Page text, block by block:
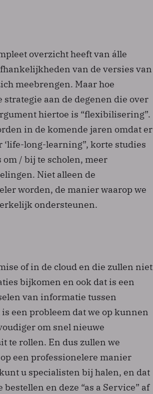
overzicht heeft van álle
van de versies van
meebrengen. Maar hoe
aan de degenen die over
hiertoe is “flexibilisering”.
in de komende jaren omdat er
long-learning”, korte studies
/ bij te scholen, meer
Niet alleen de
worden, de manier waarop we
ondersteunen.
of in de cloud en die zullen niet
bijkomen en ook dat is een
van informatie tussen
een probleem dat we op kunnen
om snel nieuwe
te rollen. En dus zullen we
een professionelere manier
u specialisten bij halen, en dat
en deze “as a Service” af